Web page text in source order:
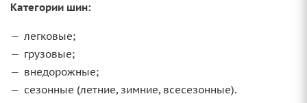
Категории шин:
легковые;
грузовые;
внедорожные;
сезонные (летние, зимние, всесезонные).